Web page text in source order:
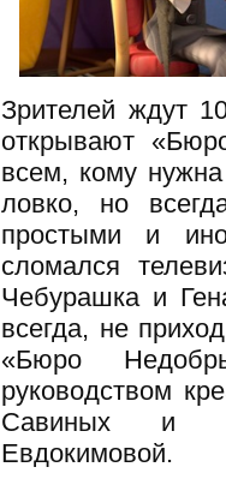
Зрителей ждут
открывают
всем, кому
ловко, но
простыми и
сломался
Чебурашка и
всегда, не
«Бюро
руководством
Савиных и
Евдокимовой.